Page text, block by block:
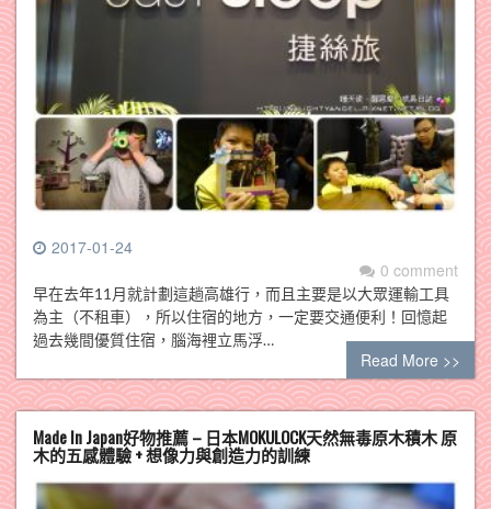
2017-01-24
0 comment
早在去年11月就計劃這趟高雄行，而且主要是以大眾運輸工具
為主（不租車），所以住宿的地方，一定要交通便利！回憶起
過去幾間優質住宿，腦海裡立馬浮…
Read More >>
Made In Japan好物推薦 – 日本MOKULOCK天然無毒原木積木 原
木的五感體驗 + 想像力與創造力的訓練